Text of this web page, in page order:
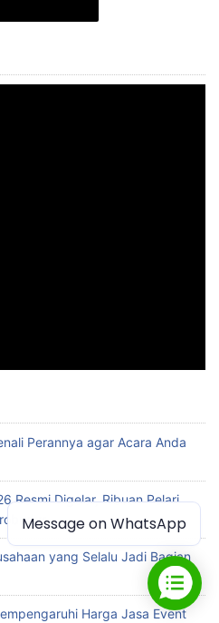
Perannya agar Acara Anda
Resmi Digelar, Ribuan Pelari
yang Selalu Jadi Bagian
Harga Jasa Event
Message on WhatsApp